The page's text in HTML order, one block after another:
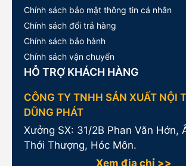
Chính sách bảo mật thông tin cá nhân
Chính sách đổi trả hàng
Chính sách bảo hành
Chính sách vận chuyển
HỖ TRỢ KHÁCH HÀNG
CÔNG TY TNHH SẢN XUẤT NỘI
DŨNG PHÁT
Xưởng SX: 31/2B Phan Văn Hớn,
Thới Thượng, Hóc Môn.
Xem địa chỉ >>